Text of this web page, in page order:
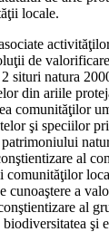
locale.
de
situri natura
din ariile
comunităţilor
şi speciilor
al
comunităţilor
cunoaştere a
al
şi